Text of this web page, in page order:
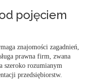
pojęciem
znajomości zagadnień,
prawna firm, zwana
szeroko rozumianym
przedsiębiorstw.